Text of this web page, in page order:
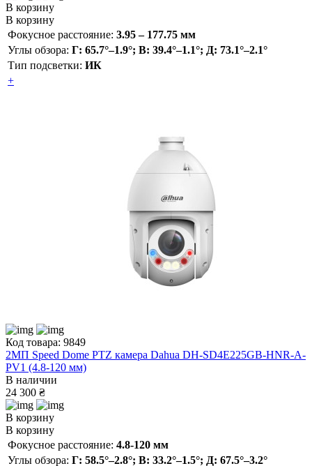
В корзину
В корзину
Фокусное расстояние: 3.95 – 177.75 мм
Углы обзора: Г: 65.7°–1.9°; В: 39.4°–1.1°; Д: 73.1°–2.1°
Тип подсветки: ИК
+
Код товара: 9849
2МП Speed Dome PTZ камера Dahua DH-SD4E225GB-HNR-A-
PV1 (4.8-120 мм)
В наличии
24 300 ₴
В корзину
В корзину
Фокусное расстояние: 4.8-120 мм
Углы обзора: Г: 58.5°–2.8°; В: 33.2°–1.5°; Д: 67.5°–3.2°